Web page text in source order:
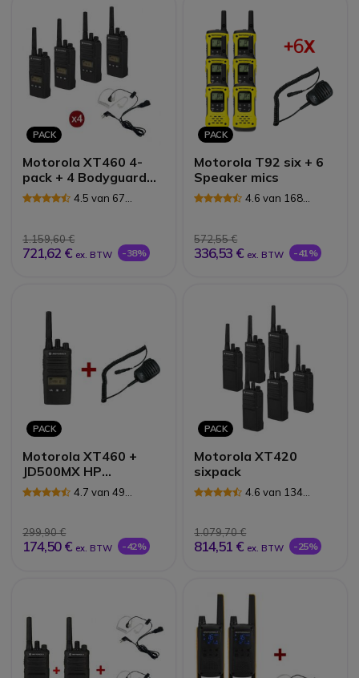
PACK
Motorola XT460 4-
pack + 4 Bodyguard
kits
4.5 van 67
1.159,60 €
721,62 € ex. BTW -38%
PACK
Motorola T92 six + 6
Speaker mics
4.6 van 168
572,55 €
336,53 € ex. BTW -41%
PACK
Motorola XT460 +
JD500MX HP
Microfoon4.7 van 49
299,90 €
174,50 € ex. BTW -42%
PACK
Motorola XT420
sixpack
4.6 van 134
1.079,70 €
814,51 € ex. BTW -25%